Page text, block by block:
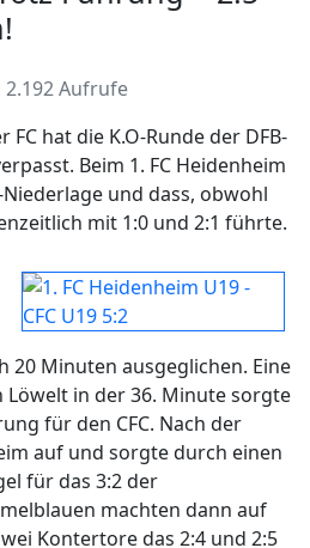
2.192 Aufrufe
FC hat die K.O-Runde der DFB-
Beim 1. FC Heidenheim
und dass, obwohl
mit 1:0 und 2:1 führte.
20 Minuten ausgeglichen. Eine
Löwelt in der 36. Minute sorgte
für den CFC. Nach der
auf und sorgte durch einen
für das 3:2 der
machten dann auf
Kontertore das 2:4 und 2:5